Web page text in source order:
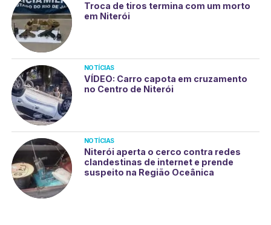
Troca de tiros termina com um morto
em Niterói
NOTÍCIAS
VÍDEO: Carro capota em cruzamento
no Centro de Niterói
NOTÍCIAS
Niterói aperta o cerco contra redes
clandestinas de internet e prende
suspeito na Região Oceânica